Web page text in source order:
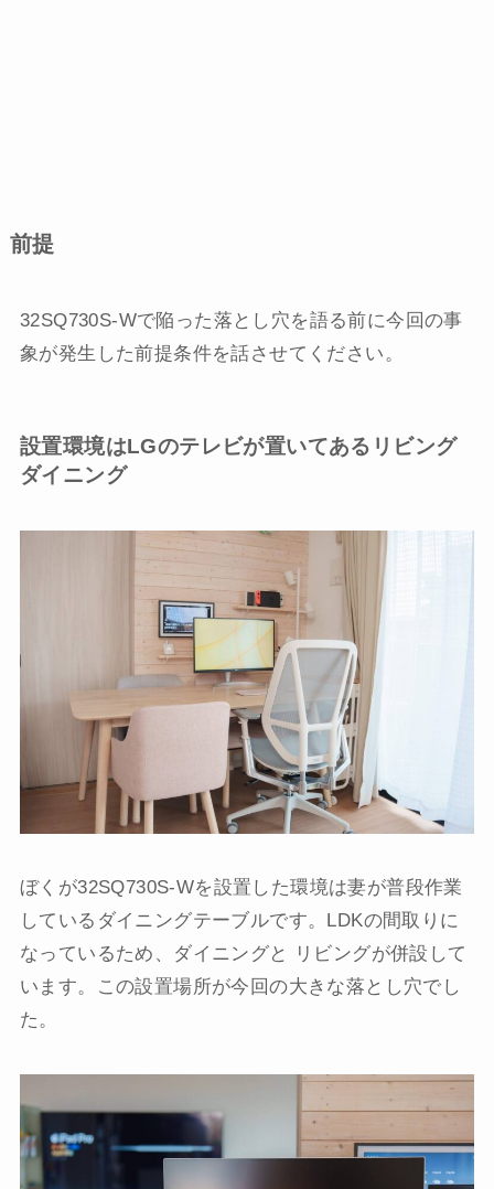
前提
32SQ730S-Wで陥った落とし穴を語る前に今回の事
象が発生した前提条件を話させてください。
設置環境はLGのテレビが置いてあるリビング
ダイニング
ぼくが32SQ730S-Wを設置した環境は妻が普段作業
しているダイニングテーブルです。LDKの間取りに
なっているため、ダイニングと リビングが併設して
います。この設置場所が今回の大きな落とし穴でし
た。